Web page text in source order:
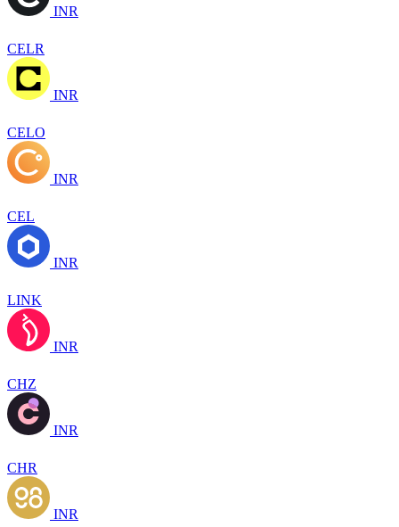
INR
CELR
INR
CELO
INR
CEL
INR
LINK
INR
CHZ
INR
CHR
INR